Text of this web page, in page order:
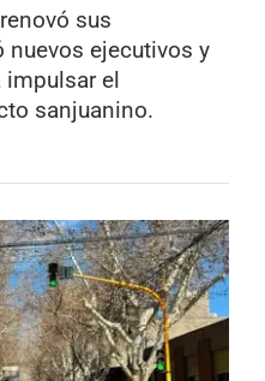
sus
nuevos ejecutivos y
impulsar el
sanjuanino.